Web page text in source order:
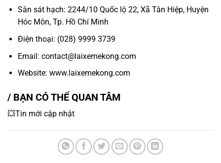
Sân sát hạch: 2244/10 Quốc lộ 22, Xã Tân Hiệp, Huyện
Hóc Môn, Tp. Hồ Chí Minh
Điện thoại: (028) 9999 3739
Email: contact@laixemekong.com
Website: www.laixemekong.com
/ BẠN CÓ THỂ QUAN TÂM
💥Tin mới cập nhật